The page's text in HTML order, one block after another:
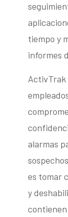
tiempo y
informes
ActivTrak
alarmas
es tomar
y
contienen